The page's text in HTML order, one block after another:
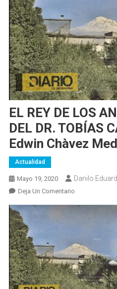
EL REY DE LOS
DEL DR. TOBÍAS
Edwin Chàvez
Actualidad
Mayo 19, 2020 Danilo
Deja Un ComentarioEn
ANDES
Y
LA
CASA